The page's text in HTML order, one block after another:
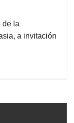
de la
a invitación